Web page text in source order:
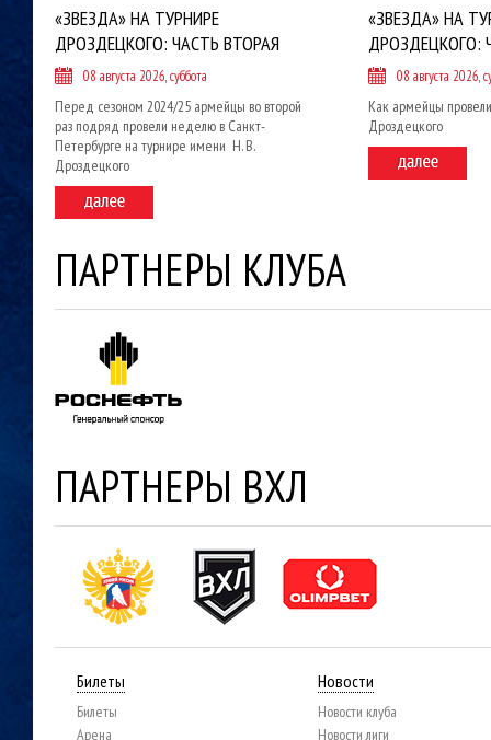
«ЗВЕЗДА» НА ТУРНИРЕ
ДРОЗДЕЦКОГО: ЧАСТЬ ВТОРАЯ
08 августа 2026, суббота
Перед сезоном 2024/25 армейцы во второй
раз подряд провели неделю в Санкт-
Петербурге на турнире имени Н. В.
Дроздецкого
«ЗВЕЗДА» НА
ДРОЗДЕЦКОГО:
08 августа 2026,
Как армейцы
Дроздецкого
ПАРТНЕРЫ КЛУБА
ПАРТНЕРЫ ВХЛ
Билеты
Билеты
Арена
Новости
Новости клуба
Новости лиги